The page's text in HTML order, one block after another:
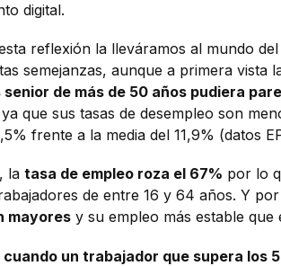
digital.
reflexión la lleváramos al mundo
semejanzas, aunque a primera vista
de más de 50 años pudiera
que sus tasas de desempleo son
frente a la media del 11,9% (datos
la tasa de empleo roza el 67% por lo
de entre 16 y 64 años. Y
mayores y su empleo más estable que
cuando un trabajador que supera los